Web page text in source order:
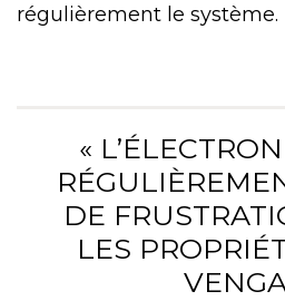
régulièrement le système.
«
DE
LES